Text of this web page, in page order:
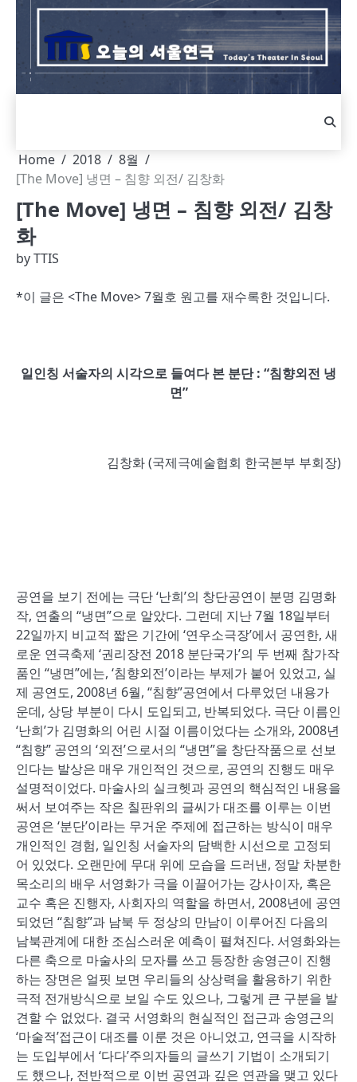
Skip
content
Home 2018
8월
[The Move] 냉면 – 침향 외전/ 김창화
[The Move] 냉면 – 침향 외전/ 김창
화
byTTIS
*이 글은 <The Move> 7월호 원고를 재수록한 것입니다.
일인칭 서술자의 시각으로 들여다 본 분단 : “침향외전 냉
면”
김창화 (국제극예술협회 한국본부 부회장)
공연을 보기 전에는 극단 ‘난희’의 창단공연이 분명 김명화
작, 연출의 “냉면”으로 알았다. 그런데 지난 7월 18일부터
22일까지 비교적 짧은 기간에 ‘연우소극장’에서 공연한, 새
로운 연극축제 ‘권리장전 2018 분단국가’의 두 번째 참가작
품인 “냉면”에는, ‘침향외전’이라는 부제가 붙어 있었고, 실
제 공연도, 2008년 6월, “침향”공연에서 다루었던 내용가
운데, 상당 부분이 다시 도입되고, 반복되었다. 극단 이름인
‘난희’가 김명화의 어린 시절 이름이었다는 소개와, 2008년
“침향” 공연의 ‘외전’으로서의 “냉면”을 창단작품으로 선보
인다는 발상은 매우 개인적인 것으로, 공연의 진행도 매우
설명적이었다. 마술사의 실크헷과 공연의 핵심적인 내용을
써서 보여주는 작은 칠판위의 글씨가 대조를 이루는 이번
공연은 ‘분단’이라는 무거운 주제에 접근하는 방식이 매우
개인적인 경험, 일인칭 서술자의 담백한 시선으로 고정되
어 있었다. 오랜만에 무대 위에 모습을 드러낸, 정말 차분한
목소리의 배우 서영화가 극을 이끌어가는 강사이자, 혹은
교수 혹은 진행자, 사회자의 역할을 하면서, 2008년에 공연
되었던 “침향”과 남북 두 정상의 만남이 이루어진 다음의
남북관계에 대한 조심스러운 예측이 펼쳐진다. 서영화와는
다른 축으로 마술사의 모자를 쓰고 등장한 송영근이 진행
하는 장면은 얼핏 보면 우리들의 상상력을 활용하기 위한
극적 전개방식으로 보일 수도 있으나, 그렇게 큰 구분을 발
견할 수 없었다. 결국 서영화의 현실적인 접근과 송영근의
‘마술적’접근이 대조를 이룬 것은 아니었고, 연극을 시작하
는 도입부에서 ‘다다’주의자들의 글쓰기 기법이 소개되기
도 했으나, 전반적으로 이번 공연과 깊은 연관을 맺고 있다